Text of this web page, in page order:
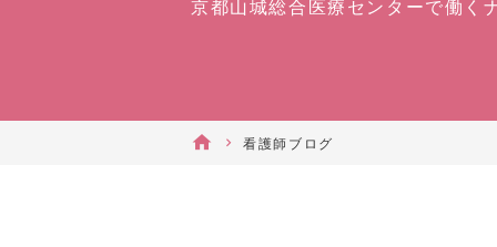
京都山城総合医療センターで働く
看護師ブログ